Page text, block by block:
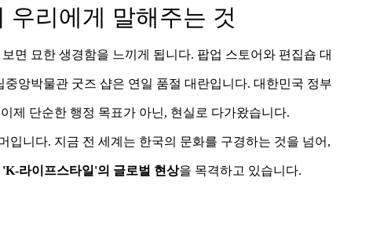
리에게 말해주는 것
면 묘한 생경함을 느끼게 됩니다. 팝업 스토어와 편집숍 대
앙박물관 굿즈 샵은 연일 품절 대란입니다. 대한민국 정부
제 단순한 행정 목표가 아닌, 현실로 다가왔습니다.
입니다. 지금 전 세계는 한국의 문화를 구경하는 것을 넘어,
'K-라이프스타일'의 글로벌 현상을 목격하고 있습니다.